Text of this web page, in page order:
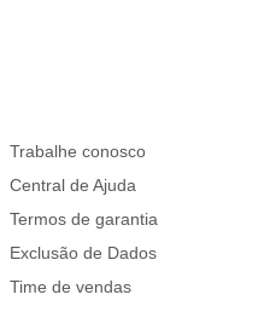
Trabalhe conosco
Central de Ajuda
Termos de garantia
Exclusão de Dados
Time de vendas